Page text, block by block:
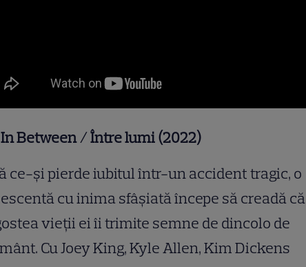
Between / Între lumi (2022)
ce-și pierde iubitul într-un accident tragic, o
cu inima sfâșiată începe să creadă că
vieții ei îi trimite semne de dincolo de
Cu Joey King, Kyle Allen, Kim Dickens